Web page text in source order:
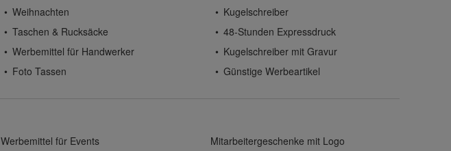
Weihnachten
Kugelschreiber
Taschen & Rucksäcke
48-Stunden Expressdruck
Werbemittel für Handwerker
Kugelschreiber mit Gravur
Foto Tassen Günstige Werbeartikel
Werbemittel für Events Mitarbeitergeschenke mit Logo